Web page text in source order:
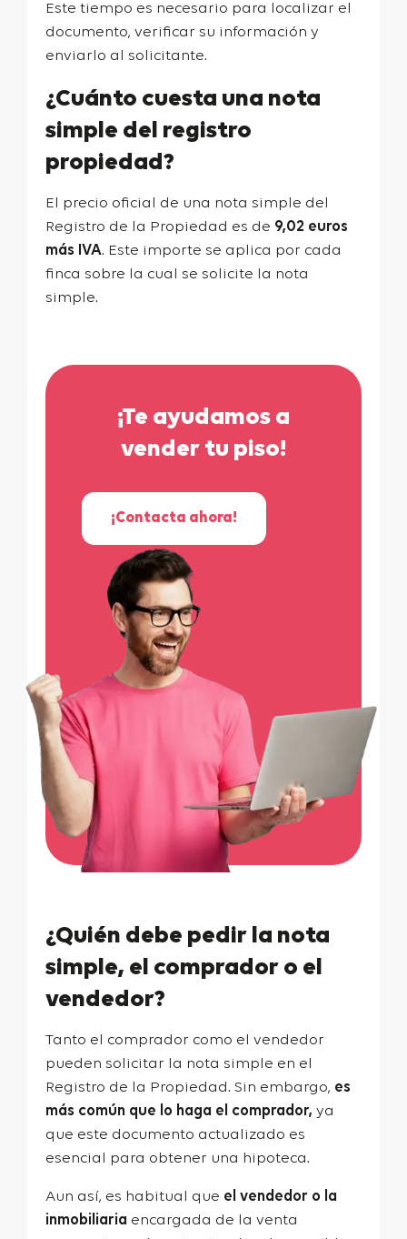
Este tiempo es necesario para localizar el
documento, verificar su información y
enviarlo al solicitante.
¿Cuánto cuesta una nota
simple del registro
propiedad?
El precio oficial de una nota simple del
Registro de la Propiedad es de 9,02 euros
más IVA. Este importe se aplica por cada
finca sobre la cual se solicite la nota
simple.
¡Te ayudamos a
vender tu piso!
¡Contacta ahora!
¿Quién debe pedir la nota
simple, el comprador o el
vendedor?
Tanto el comprador como el vendedor
pueden solicitar la nota simple en el
Registro de la Propiedad. Sin embargo, es
más común que lo haga el comprador, ya
que este documento actualizado es
esencial para obtener una hipoteca.
Aun así, es habitual que el vendedor o la
inmobiliaria encargada de la venta